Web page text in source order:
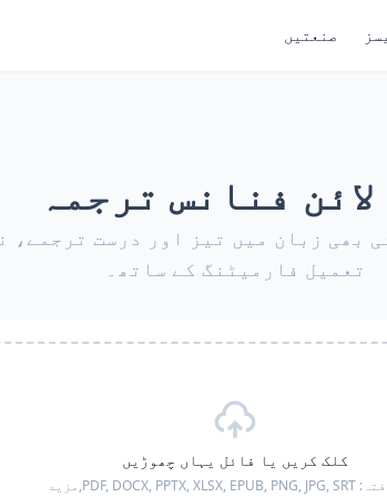
صنعتیں
لائن فنانس ترجمہ
بھی زبان میں تیز اور درست ترجمے،
تعمیل فارمیٹنگ کے ساتھ۔
کلک کریں یا فائل یہاں چھوڑیں
PDF, DOCX, PPTX, XLSX, EPUB, PNG, JPG, SRT, مزید